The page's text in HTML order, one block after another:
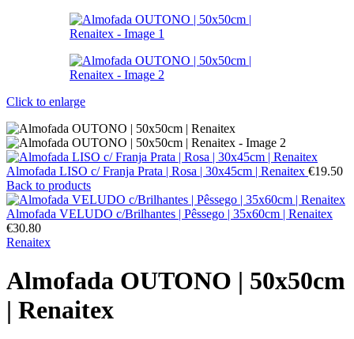
Click to enlarge
Almofada LISO c/ Franja Prata | Rosa | 30x45cm | Renaitex €19.50
Back to products
Almofada VELUDO c/Brilhantes | Pêssego | 35x60cm | Renaitex
€30.80
Renaitex
Almofada OUTONO | 50x50cm
| Renaitex